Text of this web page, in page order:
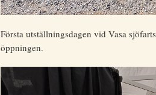
Första utställningsdagen vid Vasa
öppningen.